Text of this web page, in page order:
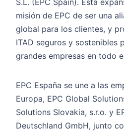
misión de EPC de ser una
global para los clientes, y
ITAD seguros y sostenibles
grandes empresas en todo
EPC España se une a las
Europa, EPC Global
Solutions Slovakia, s.r.o. y
Deutschland GmbH, junto